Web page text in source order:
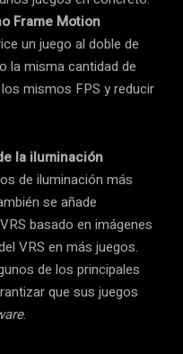
Frame Motion
un juego al doble de
la misma cantidad de
mismos FPS y reducir
la iluminación
de iluminación más
se añade
basado en imágenes
VRS en más juegos.
de los principales
que sus juegos
.